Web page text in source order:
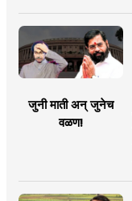
जुनी माती अन् जुनेच
वळण!